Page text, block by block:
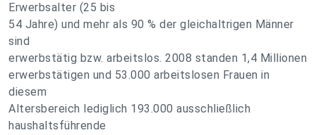
Erwerbsalter (25 bis
54 Jahre) und mehr als 90 % der gleichaltrigen Männer
sind
erwerbstätig bzw. arbeitslos. 2008 standen 1,4 Millionen
erwerbstätigen und 53.000 arbeitslosen Frauen in
diesem
Altersbereich lediglich 193.000 ausschließlich
haushaltsführende